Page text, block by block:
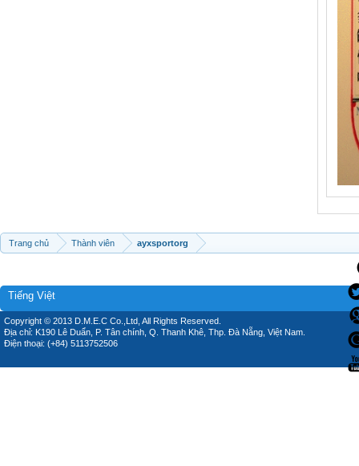
Trang chủ Thành viên ayxsportorg
Tiếng Việt
Copyright © 2013 D.M.E.C Co.,Ltd, All Rights Reserved.
Địa chỉ: K190 Lê Duẩn, P. Tân chính, Q. Thanh Khê, Thp. Đà Nẵng, Việt Nam.
Điện thoại: (+84) 5113752506